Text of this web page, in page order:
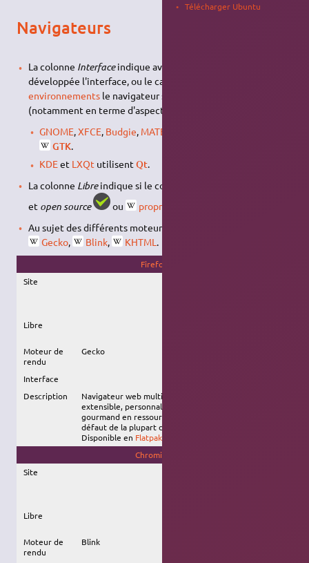
Navigateurs
La colonne Interfaceindique avec quels outils graphiques est
développée l'interface, ou le cas échéant avec quels
environnementsle navigateur se marie le mieux
(notamment en terme d'aspect et de légèreté) :
GNOME,XFCE, Budgie, MATE
GTK.
KDEet LXQt utilisentQt.
La colonne Libreindique si le code du navigateur est
et open source ou propriétaire
Au sujet des différents moteurs, voir Wikipédia :
Gecko, Blink, KHTML .
Firefox
Site
Libre
Moteur de
rendu
Gecko
Interface
Description
Navigateur web multiplateforme de référence, libre,
extensible, personnalisable, performant mais
gourmand en ressources. C'est le navigateur par
défaut de la plupart des
Disponible en Flatpak
Chromium
Site
Libre
Moteur de
rendu
Blink
Télécharger Ubuntu